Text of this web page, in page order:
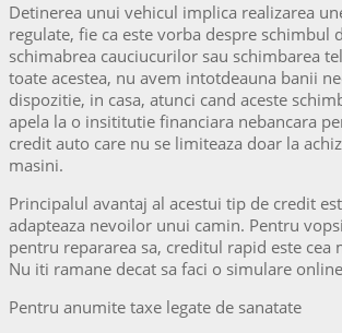
Detinerea unui vehicul implica realizarea
regulate, fie ca este vorba despre schimbul
schimabrea cauciucurilor sau schimbarea
toate acestea, nu avem intotdeauna banii
dispozitie, in casa, atunci cand aceste
apela la o insititutie financiara nebancara
credit auto care nu se limiteaza doar la
masini.
Principalul avantaj al acestui tip de credit
adapteaza nevoilor unui camin. Pentru
pentru repararea sa, creditul rapid este cea
Nu iti ramane decat sa faci o simulare
Pentru anumite taxe legate de sanatate